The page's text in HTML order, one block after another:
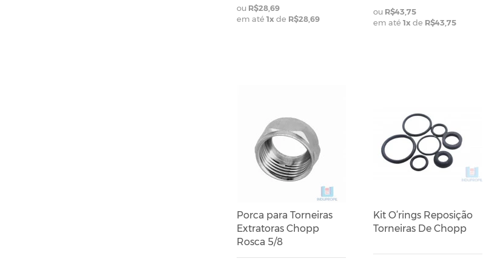
R$28,69
em até 1x de R$28,69
R$43,75
em até 1x de R$43,75
Porca para Torneiras
Extratoras Chopp
Rosca 5/8
Kit O’rings Reposição
Torneiras De Chopp